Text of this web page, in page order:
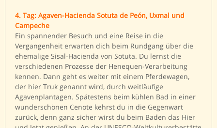
4. Tag: Agaven-Hacienda Sotuta de Peón, Uxmal und
Campeche
Ein spannender Besuch und eine Reise in die
Vergangenheit erwarten dich beim Rundgang über die
ehemalige Sisal-Hacienda von Sotuta. Du lernst die
verschiedenen Prozesse der Henequen-Verarbeitung
kennen. Dann geht es weiter mit einem Pferdewagen,
der hier Truk genannt wird, durch weitläufige
Agavenplantagen. Spätestens beim kühlen Bad in einer
wunderschönen Cenote kehrst du in die Gegenwart
zurück, denn ganz sicher wirst du beim Baden das Hier